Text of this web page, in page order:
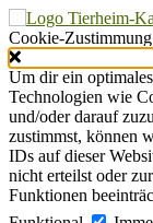
Cookie-
Um dir ein
Technologien wie
und/oder darauf
zustimmst, können
IDs auf dieser
nicht erteilst oder
Funktionen